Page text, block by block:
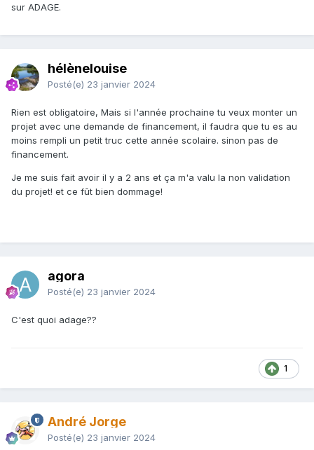
sur ADAGE.
hélènelouise
Posté(e) 23 janvier 2024
Rien est obligatoire, Mais si l'année prochaine tu veux monter un
projet avec une demande de financement, il faudra que tu es au
moins rempli un petit truc cette année scolaire. sinon pas de
financement.
Je me suis fait avoir il y a 2 ans et ça m'a valu la non validation
du projet! et ce fût bien dommage!
agora
Posté(e) 23 janvier 2024
C'est quoi adage??
1
André Jorge
Posté(e) 23 janvier 2024